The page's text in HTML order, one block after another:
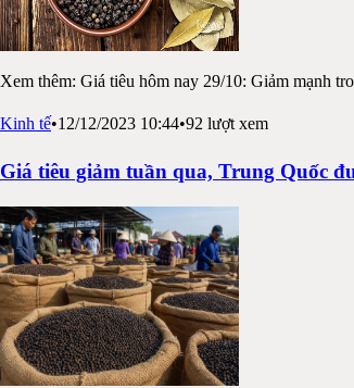
Xem thêm: Giá tiêu hôm nay 29/10: Giảm mạnh
Kinh tế•12/12/2023 10:44•92 lượt xem
Giá tiêu giảm tuần qua, Trung Quốc